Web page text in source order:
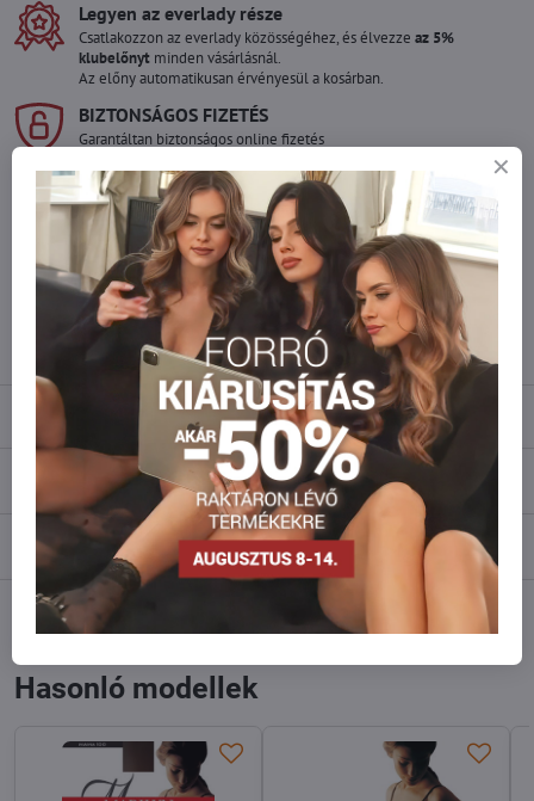
Legyen az everlady része
Csatlakozzon az everlady közösségéhez, és élvezze az 5%
klubelőnyt minden vásárlásnál.
Az előny automatikusan érvényesül a kosárban.
BIZTONSÁGOS FIZETÉS
Garantáltan biztonságos online fizetés
Szeretne több terméket rendelni mint
amennyi raktáron van?
Ne habozzon kapcsolatba lépni velünk, raktárra szállítjuk az árut!
info​@everlady​.eu
Leírás
Vélemények 0
Fórum
FacebookTwitterBlueskyPinterestReddit LinkedInWhatsApp
E-
Hasonló modellek